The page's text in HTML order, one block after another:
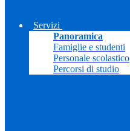
Servizi
Panoramica
Famiglie e studenti
Personale scolastico
Percorsi di studio